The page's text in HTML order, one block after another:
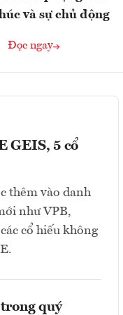
và sự chủ động
Đọc ngay
GEIS, 5 cổ
thêm vào danh
như VPB,
cổ hiếu không
trong quý